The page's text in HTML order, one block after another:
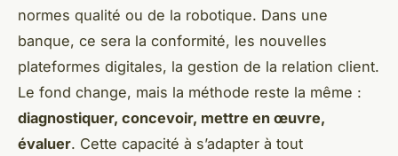
normes qualité ou de la robotique. Dans une
banque, ce sera la conformité, les nouvelles
plateformes digitales, la gestion de la relation client.
Le fond change, mais la méthode reste la même :
diagnostiquer, concevoir, mettre en œuvre,
évaluer. Cette capacité à s’adapter à tout